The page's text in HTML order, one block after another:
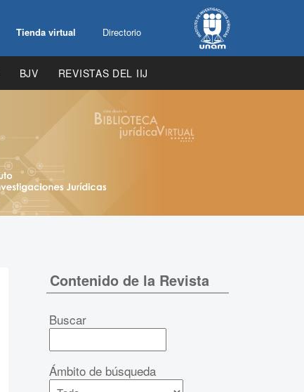
Tienda virtual Directorio
BJV REVISTAS DEL IIJ
Contenido de la Revista
Buscar
Ámbito de búsqueda